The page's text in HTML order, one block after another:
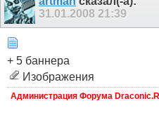
31.01.2008 21:39
+ 5 баннера
Изображения
Администрация Форума